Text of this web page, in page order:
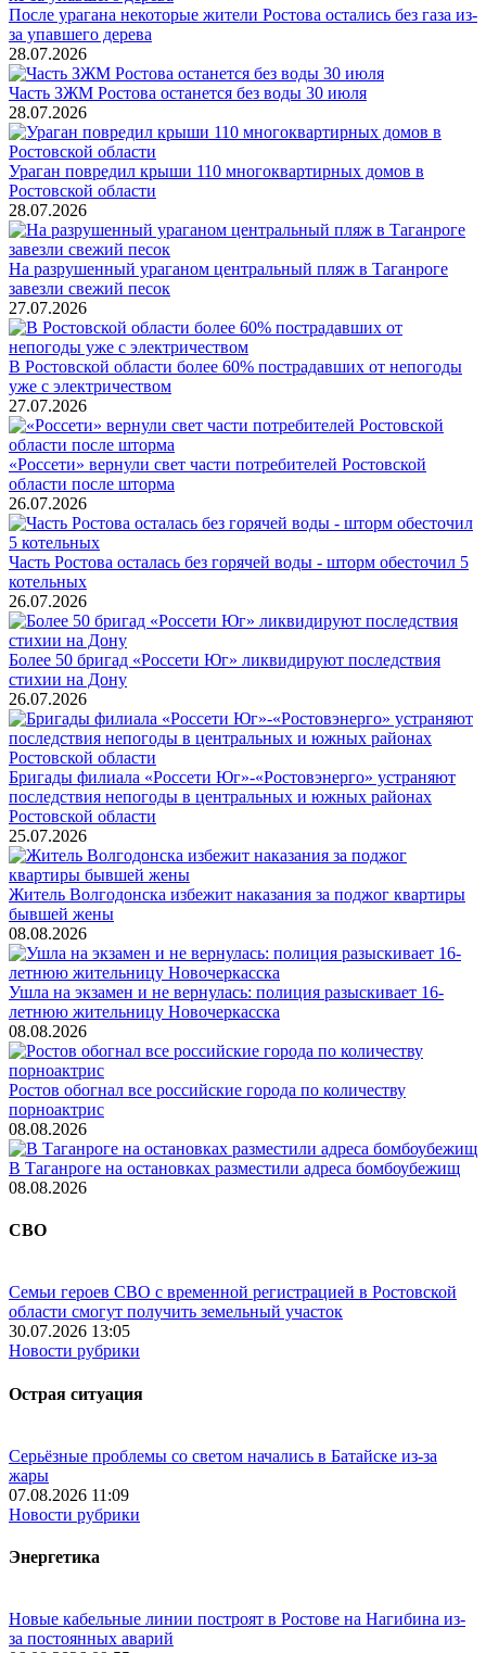
После урагана некоторые жители Ростова остались без газа из-
за упавшего дерева
28.07.2026
Часть ЗЖМ Ростова останется без воды 30 июля
28.07.2026
Ураган повредил крыши 110 многоквартирных домов в
Ростовской области
28.07.2026
На разрушенный ураганом центральный пляж в Таганроге
завезли свежий песок
27.07.2026
В Ростовской области более 60% пострадавших от непогоды
уже с электричеством
27.07.2026
«Россети» вернули свет части потребителей Ростовской
области после шторма
26.07.2026
Часть Ростова осталась без горячей воды - шторм обесточил 5
котельных
26.07.2026
Более 50 бригад «Россети Юг» ликвидируют последствия
стихии на Дону
26.07.2026
Бригады филиала «Россети Юг»-«Ростовэнерго» устраняют
последствия непогоды в центральных и южных районах
Ростовской области
25.07.2026
Житель Волгодонска избежит наказания за поджог квартиры
бывшей жены
08.08.2026
Ушла на экзамен и не вернулась: полиция разыскивает 16-
летнюю жительницу Новочеркасска
08.08.2026
Ростов обогнал все российские города по количеству
порноактрис
08.08.2026
В Таганроге на остановках разместили адреса бомбоубежищ
08.08.2026
СВО
Семьи героев СВО с временной регистрацией в Ростовской
области смогут получить земельный участок
30.07.2026 13:05
Новости рубрики
Острая ситуация
Серьёзные проблемы со светом начались в Батайске из-за
жары
07.08.2026 11:09
Новости рубрики
Энергетика
Новые кабельные линии построят в Ростове на Нагибина из-
за постоянных аварий